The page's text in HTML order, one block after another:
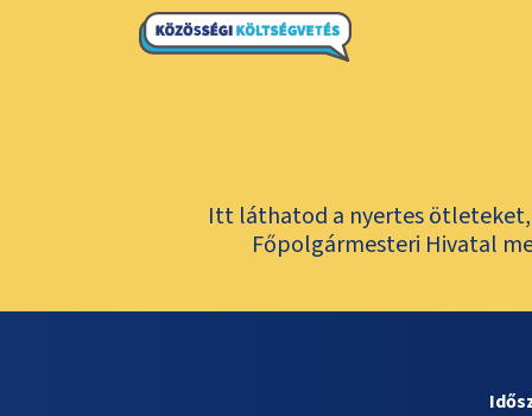
Itt láthatod a nyertes ötleteket,
Főpolgármesteri Hivatal